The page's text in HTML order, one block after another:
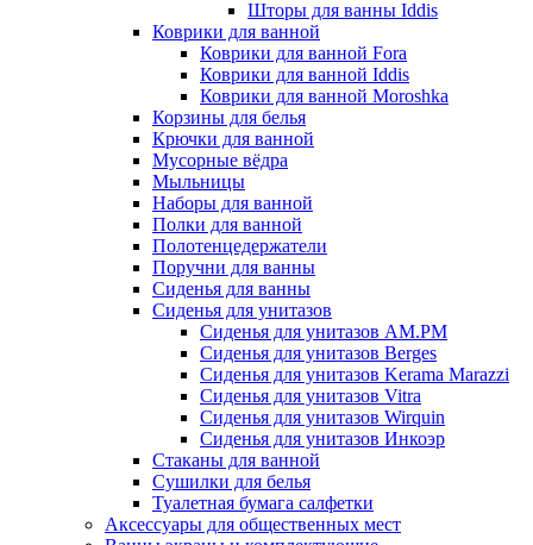
Шторы для ванны Iddis
Коврики для ванной
Коврики для ванной Fora
Коврики для ванной Iddis
Коврики для ванной Moroshka
Корзины для белья
Крючки для ванной
Мусорные вёдра
Мыльницы
Наборы для ванной
Полки для ванной
Полотенцедержатели
Поручни для ванны
Сиденья для ванны
Сиденья для унитазов
Сиденья для унитазов AM.PM
Сиденья для унитазов Berges
Сиденья для унитазов Kerama Marazzi
Сиденья для унитазов Vitra
Сиденья для унитазов Wirquin
Сиденья для унитазов Инкоэр
Стаканы для ванной
Сушилки для белья
Туалетная бумага салфетки
Аксессуары для общественных мест